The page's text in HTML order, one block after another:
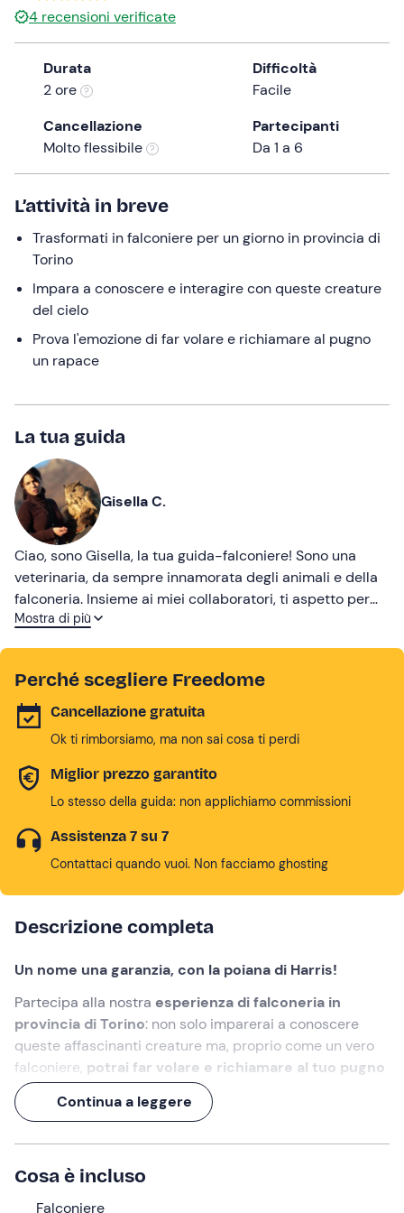
the
question
mark
keyboard
shortcuts
for
changing
dates.
4 recensioni verificate
Durata
2 ore
Difficoltà
Facile
Cancellazione
Molto flessibile
Partecipanti
Da 1 a 6
L’attività in breve
Trasformati in falconiere per un giorno in provincia di
Torino
Impara a conoscere e interagire con queste creature
del cielo
Prova l'emozione di far volare e richiamare al pugno
un rapace
La tua guida
Gisella C.
Ciao, sono Gisella, la tua guida-falconiere! Sono una
veterinaria, da sempre innamorata degli animali e della
falconeria. Insieme ai miei collaboratori, ti aspetto per
volare sulle ali dell'avventura!
Mostra di più
Perché scegliere Freedome
Cancellazione gratuita
Ok ti rimborsiamo, ma non sai cosa ti perdi
Miglior prezzo garantito
Lo stesso della guida: non applichiamo commissioni
Assistenza 7 su 7
Contattaci quando vuoi. Non facciamo ghosting
Descrizione completa
Un nome una garanzia, con la poiana di Harris!
Partecipa alla nostra esperienza di falconeria in
provincia di Torino: non solo imparerai a conoscere
queste affascinanti creature ma, proprio come un vero
falconiere, potrai far volare e richiamare al tuo pugno
un rapace!
Un'esperienza di 2 ore,sulle ali dell'avventura.
L'appuntamento è10 minuti prima dell'orario
Continua a leggere
Cosa è incluso
Falconiere